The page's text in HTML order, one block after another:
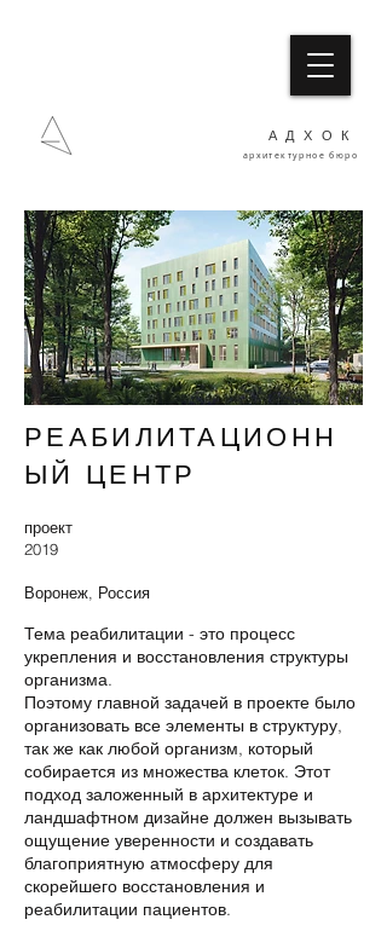
АДХОК
архитектурное бюро
РЕАБИЛИТАЦИОНН
ЫЙ ЦЕНТР
проект
2019
Воронеж, Россия
Тема реабилитации - это процесс
укрепления и восстановления структуры
организма.
Поэтому главной задачей в проекте было
организовать все элементы в структуру,
так же как любой организм, который
собирается из множества клеток. Этот
подход заложенный в архитектуре и
ландшафтном дизайне должен вызывать
ощущение уверенности и создавать
благоприятную атмосферу для
скорейшего восстановления и
реабилитации пациентов.